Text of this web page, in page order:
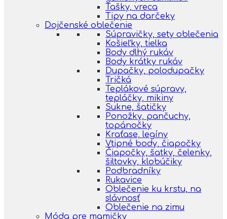
Tašky, vreca
Tipy na darčeky
Dojčenské oblečenie
Súpravičky, sety oblečenia
Košieľky, tielka
Body dlhý rukáv
Body krátky rukáv
Dupačky, polodupačky
Tričká
Teplákové súpravy,
tepláčky, mikiny
Sukne, šatičky
Ponožky, pančuchy,
topánočky
Kraťase, legíny
Vtipné body, čiapočky
Čiapočky, šatky, čelenky,
šiltovky, klobúčiky
Podbradníky
Rukavice
Oblečenie ku krstu, na
slávnosť
Oblečenie na zimu
Móda pre mamičky